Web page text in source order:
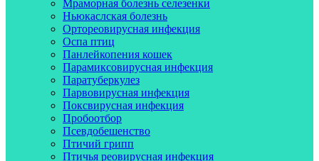
Мраморная болезнь селезенки
Ньюкаслская болезнь
Ортореовирусная инфекция
Оспа птиц
Панлейкопения кошек
Парамиксовирусная инфекция
Паратуберкулез
Парвовирусная инфекция
Поксвирусная инфекция
Пробоотбор
Псевдобешенство
Птичий грипп
Птичья реовирусная инфекция